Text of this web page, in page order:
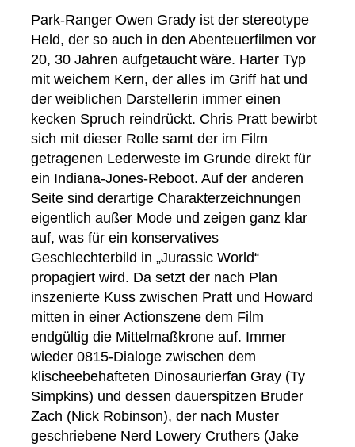
Park-Ranger Owen Grady ist der stereotype
Held, der so auch in den Abenteuerfilmen vor
20, 30 Jahren aufgetaucht wäre. Harter Typ
mit weichem Kern, der alles im Griff hat und
der weiblichen Darstellerin immer einen
kecken Spruch reindrückt. Chris Pratt bewirbt
sich mit dieser Rolle samt der im Film
getragenen Lederweste im Grunde direkt für
ein Indiana-Jones-Reboot. Auf der anderen
Seite sind derartige Charakterzeichnungen
eigentlich außer Mode und zeigen ganz klar
auf, was für ein konservatives
Geschlechterbild in „Jurassic World“
propagiert wird. Da setzt der nach Plan
inszenierte Kuss zwischen Pratt und Howard
mitten in einer Actionszene dem Film
endgültig die Mittelmaßkrone auf. Immer
wieder 0815-Dialoge zwischen dem
klischeebehafteten Dinosaurierfan Gray (Ty
Simpkins) und dessen dauerspitzen Bruder
Zach (Nick Robinson), der nach Muster
geschriebene Nerd Lowery Cruthers (Jake